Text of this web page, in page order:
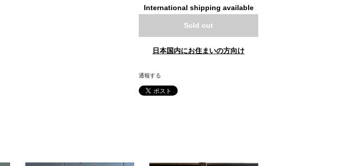
International shipping available
Sold out
日本国内にお住まいの方向け
通報する